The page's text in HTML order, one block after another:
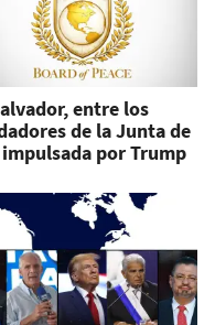
entre los
de la Junta de
impulsada por Trump